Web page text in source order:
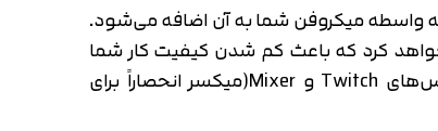
واسطه میکروفن شما به آن اضافه می‌شود.
کرد که باعث کم شدن کیفیت کار شما
می‌شود. حالا در نظر بگیرید که شاید بخواهید استریمینگ را از روی کنسول بازی انجام دهید. شما میتوانید در سرویس‌های Twitch و Mixer(میکسر انحصاراً برای